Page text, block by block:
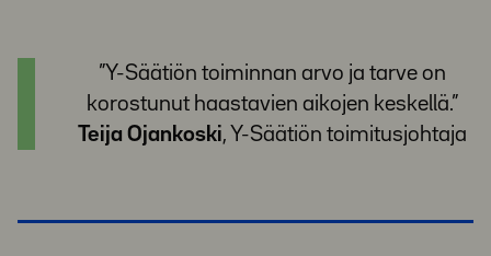
”Y-Säätiön toiminnan arvo ja tarve on
korostunut haastavien aikojen keskellä.”
Teija Ojankoski , Y-Säätiön toimitusjohtaja